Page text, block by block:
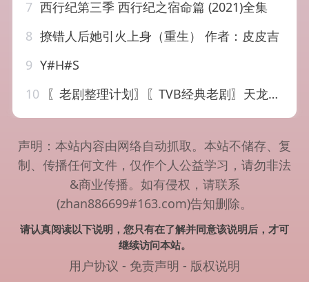
7 西行纪第三季 西行纪之宿命篇 (2021)全集
8 撩错人后她引火上身（重生） 作者：皮皮吉
9 Y#H#S
10
〖老剧整理计划〗〖TVB经典老剧〗天龙八部 (1982) 全50集(黄日…
声明：本站内容由网络自动抓取。本站不储存、复
制、传播任何文件，仅作个人公益学习，请勿非法
&商业传播。如有侵权，请联系
(zhan886699#163.com)告知删除。
请认真阅读以下说明，您只有在了解并同意该说明后，才可
继续访问本站。
用户协议 - 免责声明 - 版权说明